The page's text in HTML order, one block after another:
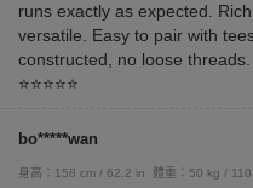
runs exactly as expected.
versatile. Easy to pair with
constructed, no loose
⭐⭐⭐⭐⭐
bo*****wan
身高：158 cm / 62.2 in 體重：50 kg /